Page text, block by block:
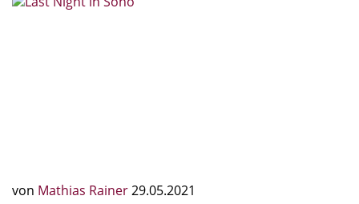
von Mathias Rainer29.05.2021